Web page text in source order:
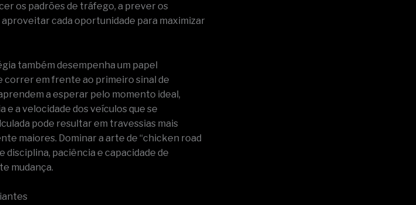
os padrões de tráfego, a prever os
cada oportunidade para maximizar
também desempenha um papel
correr em frente ao primeiro sinal de
a esperar pelo momento ideal,
e a velocidade dos veículos que se
pode resultar em travessias mais
maiores. Dominar a arte de “chicken road
disciplina, paciência e capacidade de
mudança.